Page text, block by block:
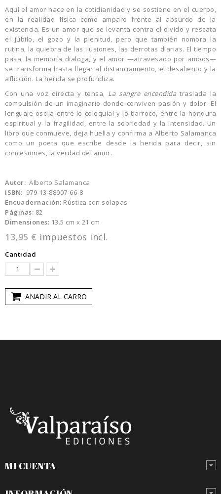
Aquí el amor nace en la cotidianidad y se sostiene en el cuerpo,
en la realidad física como amparo frente al absurdo de la
existencia. Es un amor que se levanta contra el olvido y rescata
el júbilo, el gozo y la plenitud, pero que también nombra la
rutina, la quiebra de las ilusiones, las derrotas diarias. El tiempo
pasa, la memoria dialoga, y el amor —atravesado por ambos—
se transforma hasta llegar al distanciamiento, el desaliento y la
aflicción. La herida se profundiza.
Con una voz directa y tensa, La sangre encendidatraslada la
compulsión de un imaginario donde conviven pasión y dolor. El
lenguaje oscila entre lo coloquial y lo barroco, entre la hondura
espiritual y la fragilidad, entre la sobriedad y la intensidad. Un
libro que conmueve, deja huella y confirma a Alberto Salamanca
como un poeta que escribe desde la herida para decir, sin
concesiones, la verdad del amor.
Autor: Alberto Salamanca
ISBN: 979-13-88007-66-8
Encuadernación: Rústica con solapas
Páginas: 82
Dimensiones: 13.5 cm x 21 cm
13,95 € impuestos incl.
Cantidad
AÑADIR AL CARRO
MI CUENTA